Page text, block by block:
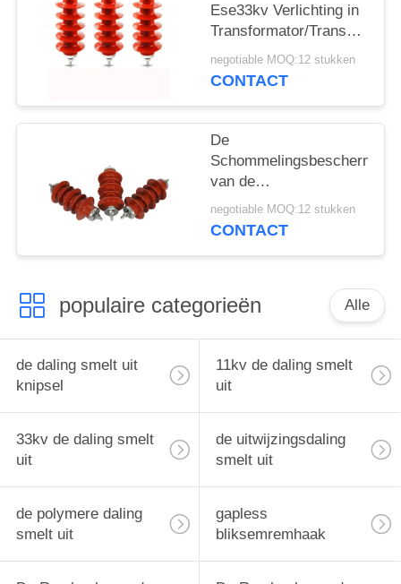
Ese33kv Verlichting in
Transformator/Transmissie
de Remhaak van de
Lijnstroomstoot
negotiable MOQ:12 stukken
CONTACT
De
Schommelingsbeschermer
van de
bliksemremhaak/Mov-
Bliksemremhaak met
negotiable MOQ:12 stukken
CONTACT
populaire categorieën Alle
de daling smelt uit
knipsel
11kv de daling smelt
uit
33kv de daling smelt
uit
de uitwijzingsdaling
smelt uit
de polymere daling
smelt uit
gapless
bliksemremhaak